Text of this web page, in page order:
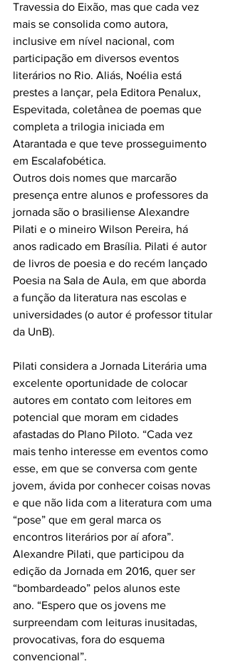
Travessia do Eixão, mas que cada vez
mais se consolida como autora,
inclusive em nível nacional, com
participação em diversos eventos
literários no Rio. Aliás, Noélia está
prestes a lançar, pela Editora Penalux,
Espevitada, coletânea de poemas que
completa a trilogia iniciada em
Atarantada e que teve prosseguimento
em Escalafobética.
Outros dois nomes que marcarão
presença entre alunos e professores da
jornada são o brasiliense Alexandre
Pilati e o mineiro Wilson Pereira, há
anos radicado em Brasília. Pilati é autor
de livros de poesia e do recém lançado
Poesia na Sala de Aula, em que aborda
a função da literatura nas escolas e
universidades (o autor é professor titular
da UnB).
Pilati considera a Jornada Literária uma
excelente oportunidade de colocar
autores em contato com leitores em
potencial que moram em cidades
afastadas do Plano Piloto. “Cada vez
mais tenho interesse em eventos como
esse, em que se conversa com gente
jovem, ávida por conhecer coisas novas
e que não lida com a literatura com uma
“pose” que em geral marca os
encontros literários por aí afora”.
Alexandre Pilati, que participou da
edição da Jornada em 2016, quer ser
“bombardeado” pelos alunos este
ano. “Espero que os jovens me
surpreendam com leituras inusitadas,
provocativas, fora do esquema
convencional”.